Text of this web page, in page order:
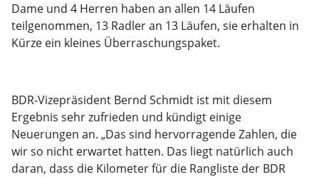
Dame und 4 Herren haben an allen 14 Läufen
teilgenommen, 13 Radler an 13 Läufen, sie erhalten in
Kürze ein kleines Überraschungspaket.
BDR-Vizepräsident Bernd Schmidt ist mit diesem
Ergebnis sehr zufrieden und kündigt einige
Neuerungen an. „Das sind hervorragende Zahlen, die
wir so nicht erwartet hatten. Das liegt natürlich auch
daran, dass die Kilometer für die Rangliste der BDR